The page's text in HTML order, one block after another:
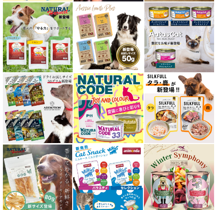
肝臓ケア対応キャットフード
免疫サポート 猫用
低脂肪 ドライフード for CAT
水分補給用ウェットフード for CAT
特集 穀物不使用 キャットフード（ドライ）
エアドライ キャットフード
フリーズドライ キャットフード